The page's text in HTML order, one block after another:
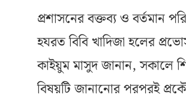
প্রশাসনের বক্তব্য ও বর্তমান
হযরত বিবি খাদিজা হলের
কাইয়ুম মাসুদ জানান, সকালে
বিষয়টি জানানোর পরপরই